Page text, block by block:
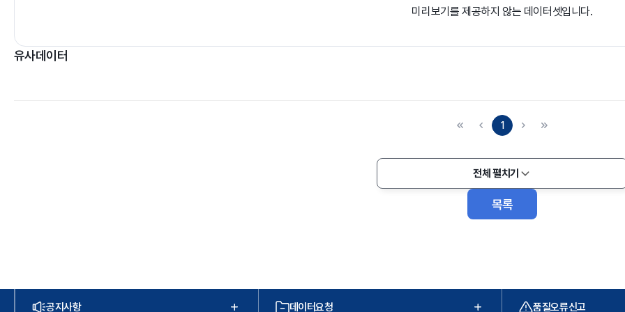
미리보기를 제공하지 않는 데이터셋입니다.
유사데이터
1
전체 펼치기
목록
공지사항 데이터요청 품질오류신고